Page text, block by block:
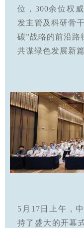
位，300余位权
发主管及科研骨
碳”战略的前沿路
共谋绿色发展新篇
5月17日上午，
持了盛大的开幕